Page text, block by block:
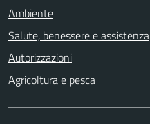
Ambiente
Salute, benessere e assistenza
Autorizzazioni
Agricoltura e pesca